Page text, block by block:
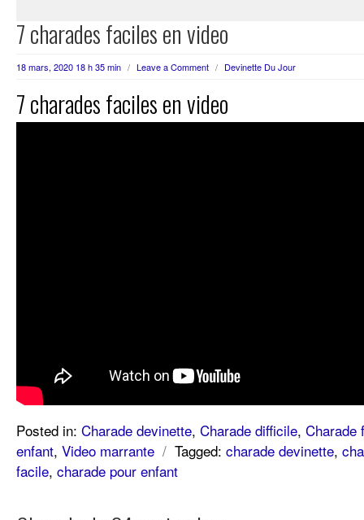
7 charades faciles en video
18 mars, 2020 18 h 35 min / Leave a Comment / Devinette Du Jour
7 charades faciles en video
Posted in: Charade devinette, Charade difficile, Charade
enfant, Video marrante / Tagged: charade devinette,
facile, charade pour enfant